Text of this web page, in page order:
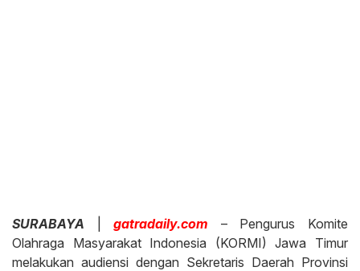
SURABAYA |gatradaily.com – Pengurus Komite
Olahraga Masyarakat Indonesia (KORMI) Jawa Timur
melakukan audiensi dengan Sekretaris Daerah Provinsi